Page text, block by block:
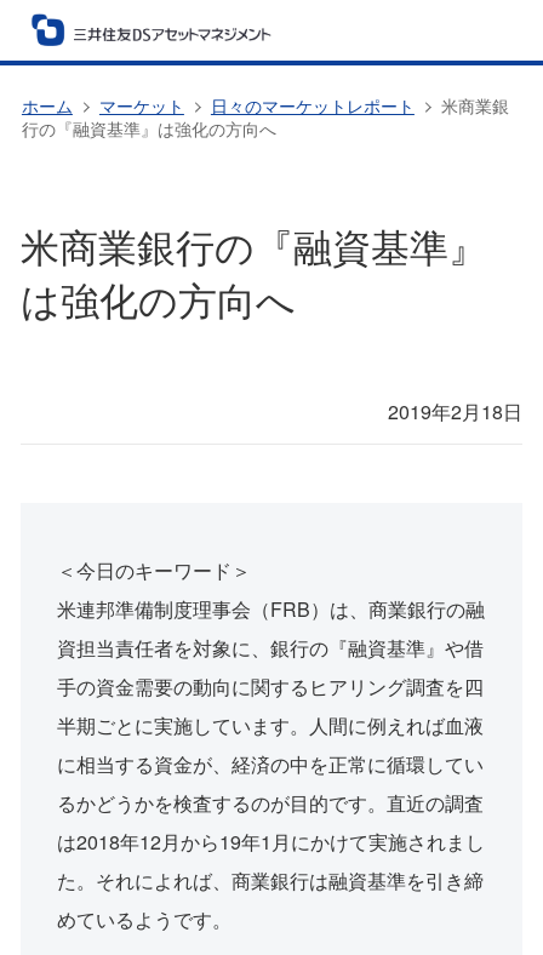
ホーム マーケット 日々のマーケットレポート
米商業銀
行の『融資基準』は強化の方向へ
米商業銀行の『融資基準』
は強化の方向へ
2019年2月18日
＜今日のキーワード＞
米連邦準備制度理事会（FRB）は、商業銀行の融
資担当責任者を対象に、銀行の『融資基準』や借
手の資金需要の動向に関するヒアリング調査を四
半期ごとに実施しています。人間に例えれば血液
に相当する資金が、経済の中を正常に循環してい
るかどうかを検査するのが目的です。直近の調査
は2018年12月から19年1月にかけて実施されまし
た。それによれば、商業銀行は融資基準を引き締
めているようです。